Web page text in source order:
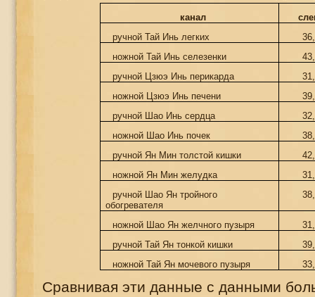
канал
ручной Тай Инь легких
ножной Тай Инь селезенки
ручной Цзюэ Инь перикарда
ножной Цзюэ Инь печени
ручной Шао Инь сердца
ножной Шао Инь почек
ручной Ян Мин толстой кишки
ножной Ян Мин желудка
ручной Шао Ян тройного
обогревателя
ножной Шао Ян желчного пузыря
ручной Тай Ян тонкой кишки
ножной Тай Ян мочевого пузыря
Сравнивая эти данные с данными